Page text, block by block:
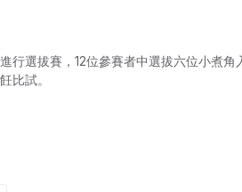
行選拔賽，12位參賽者中選拔六位小煮
比試。